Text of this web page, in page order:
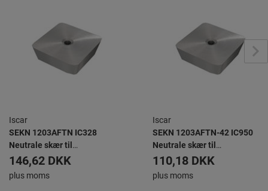
Iscar
SEKN 1203AFTN IC328
Neutrale skær til
planfræsning
146,62 DKK
plus moms
Iscar
SEKN 1203AFTN-42 IC950
Neutrale skær til
planfræsning
110,18 DKK
plus moms